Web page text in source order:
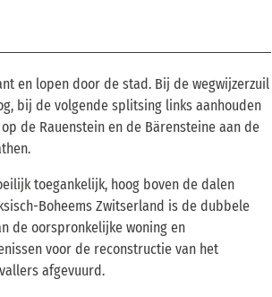
en lopen door de stad. Bij de wegwijzerzuil
bij de volgende splitsing links aanhouden
de Rauenstein en de Bärensteine aan de
toegankelijk, hoog boven de dalen
Boheems Zwitserland is de dubbele
de oorspronkelijke woning en
voor de reconstructie van het
afgevuurd.